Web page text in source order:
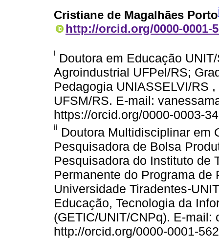
Cristiane de Magalhães Porto
http://orcid.org/0000-0001-
i Doutora em Educação
Agroindustrial UFPel/RS;
Pedagogia UNIASSELVI/RS
UFSM/RS. E-mail:
https://orcid.org/0000-0003-
ii Doutora Multidisciplinar em
Pesquisadora de Bolsa
Pesquisadora do Instituto de
Permanente do Programa
Universidade Tiradentes-
Educação, Tecnologia da
(GETIC/UNIT/CNPq). E-
http://orcid.org/0000-0001-